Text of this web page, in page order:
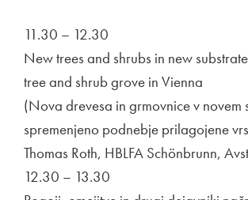
11.30 – 12.30
New trees and shrubs in new
tree and shrub grove in Vienna
(Nova drevesa in grmovnice v novem
spremenjeno podnebje prilagojene
Thomas Roth, HBLFA Schönbrunn,
12.30 – 13.30